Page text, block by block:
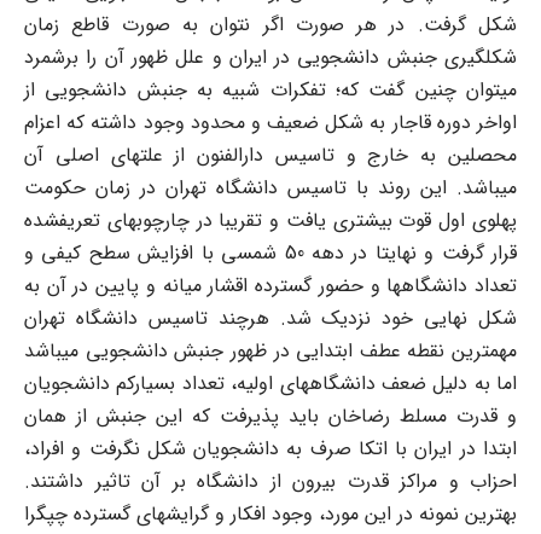
شکل گرفت. در هر صورت اگر نتوان به صورت قاطع زمان
شکل‏گیری جنبش دانشجویی در ایران و علل ظهور آن را برشمرد
می‏توان چنین گفت که؛ تفکرات شبیه به جنبش دانشجویی از
اواخر دوره قاجار به شکل ضعیف و محدود وجود داشته که اعزام
محصلین به خارج و تاسیس دارالفنون از علتهای اصلی آن
می‏باشد. این روند با تاسیس دانشگاه تهران در زمان حکومت
پهلوی اول قوت بیشتری یافت و تقریبا در چارچوبهای تعریف‏شده‏
قرار گرفت و نهایتا در دهه 50 شمسی با افزایش سطح کیفی و
تعداد دانشگاه‏ها و حضور گسترده اقشار میانه و پایین در آن به
شکل نهایی خود نزدیک شد. هرچند تاسیس دانشگاه تهران
مهم‏ترین نقطه عطف ابتدایی در ظهور جنبش دانشجویی می‏باشد
اما به دلیل ضعف دانشگاه‏های اولیه، تعداد بسیارکم دانشجویان
و قدرت مسلط رضاخان باید پذیرفت که این جنبش از همان
ابتدا در ایران با اتکا صرف به دانشجویان شکل نگرفت و افراد،
احزاب و مراکز قدرت بیرون از دانشگاه بر آن تاثیر داشتند.
بهترین نمونه در این مورد، وجود افکار و گرایشهای گسترده چپ‏گرا